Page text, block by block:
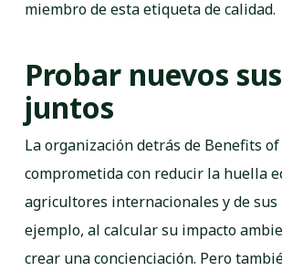
miembro de esta etiqueta de calidad.
Probar nuevos
juntos
La organización detrás de Benefits
comprometida con reducir la huella
agricultores internacionales y de sus
ejemplo, al calcular su impacto
crear una concienciación. Pero